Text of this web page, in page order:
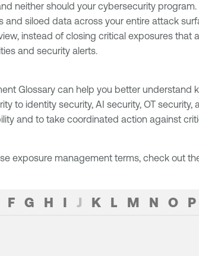
neither should your cybersecurity
siloed data across your entire attack
instead of closing critical exposures
and security alerts.
Glossary can help you better understand
to identity security, AI security, OT
and to take coordinated action against
exposure management terms, check out
F G H I J K L M N O P